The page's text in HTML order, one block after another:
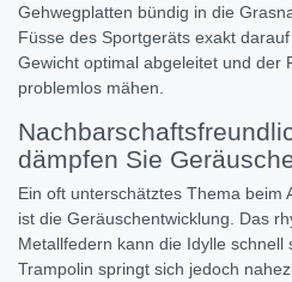
Gehwegplatten bündig in die
Füsse des Sportgeräts exakt
Gewicht optimal abgeleitet und der
problemlos mähen.
dämpfen Sie
Ein oft unterschätztes Thema beim
ist die Geräuschentwicklung. Das
Metallfedern kann die Idylle
Trampolin springt sich jedoch